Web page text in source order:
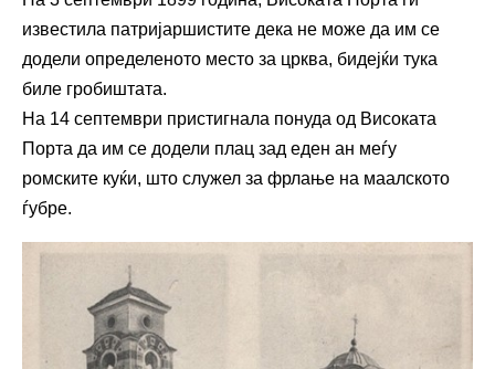
известила патријаршистите дека не може да им се
додели определеното место за црква, бидејќи тука
биле гробиштата.
На 14 септември пристигнала понуда од Високата
Порта да им се додели плац зад еден ан меѓу
ромските куќи, што служел за фрлање на маалското
ѓубре.